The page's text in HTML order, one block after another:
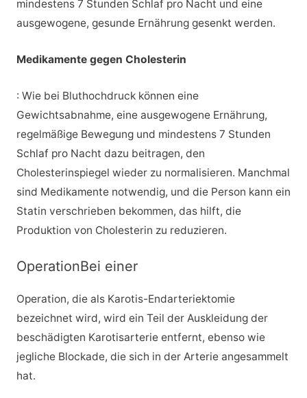
mindestens 7 Stunden Schlaf pro Nacht und eine
ausgewogene, gesunde Ernährung gesenkt werden.
Medikamente gegen Cholesterin
: Wie bei Bluthochdruck können eine
Gewichtsabnahme, eine ausgewogene Ernährung,
regelmäßige Bewegung und mindestens 7 Stunden
Schlaf pro Nacht dazu beitragen, den
Cholesterinspiegel wieder zu normalisieren. Manchmal
sind Medikamente notwendig, und die Person kann ein
Statin verschrieben bekommen, das hilft, die
Produktion von Cholesterin zu reduzieren.
OperationBei einer
Operation, die als Karotis-Endarteriektomie
bezeichnet wird, wird ein Teil der Auskleidung der
beschädigten Karotisarterie entfernt, ebenso wie
jegliche Blockade, die sich in der Arterie angesammelt
hat.